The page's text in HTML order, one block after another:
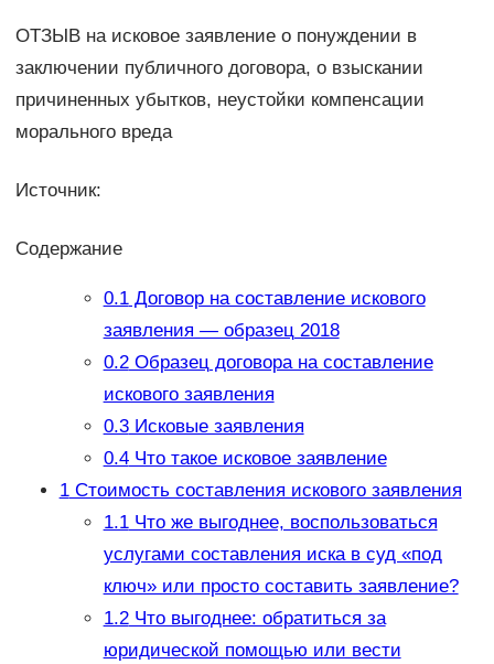
ОТЗЫВ на исковое заявление о понуждении в
заключении публичного договора, о взыскании
причиненных убытков, неустойки компенсации
морального вреда
Источник:
Содержание
0.1Договор на составление искового
заявления — образец 2018
0.2Образец договора на составление
искового заявления
0.3Исковые заявления
0.4Что такое исковое заявление
1Стоимость составления искового заявления
1.1Что же выгоднее, воспользоваться
услугами составления иска в суд «под
ключ» или просто составить заявление?
1.2Что выгоднее: обратиться за
юридической помощью или вести